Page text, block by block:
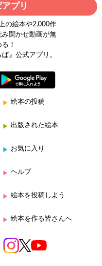
プリ
の絵本や2,000作
み聞かせ動画が無
！
ば』公式アプリ。
絵本の投稿
出版された絵本
お気に入り
ヘルプ
絵本を投稿しよう
絵本を作る皆さんへ